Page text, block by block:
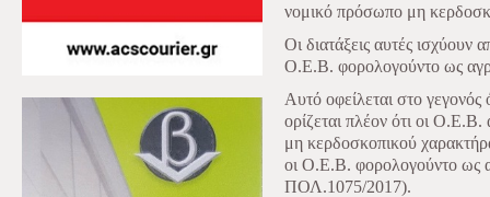
νομικό πρόσωπο μη
Οι διατάξεις αυτές
Ο.Ε.Β. φορολογούντο ως
Αυτό οφείλεται στο γεγονός
ορίζεται πλέον ότι οι
μη κερδοσκοπικού
οι Ο.Ε.Β. φορολογούντο ως
ΠΟΛ.1075/2017).